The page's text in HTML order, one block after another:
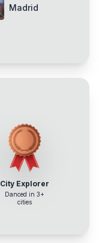
Madrid
City Explorer
Danced in 3+
cities